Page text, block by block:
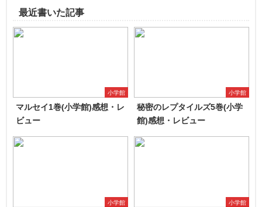
最近書いた記事
小学館
マルセイ1巻(小学館)感想・レ
ビュー
小学館
秘密のレプタイルズ5巻(小学
館)感想・レビュー
小学館 小学館